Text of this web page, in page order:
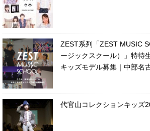
ZEST系列「ZEST MUSIC
ージックスクール）」特
キッズモデル募集｜中部名
代官山コレクションキッズ